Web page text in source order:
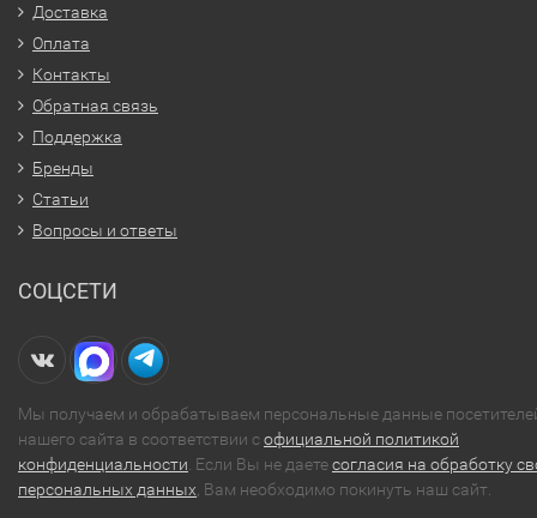
Доставка
Оплата
Контакты
Обратная связь
Поддержка
Бренды
Статьи
Вопросы и ответы
СОЦСЕТИ
Мы получаем и обрабатываем персональные данные
нашего сайта в соответствии софициальной политикой
конфиденциальности . Если Вы не даетесогласия на обработку
персональных данных , Вам необходимо покинуть наш сайт.